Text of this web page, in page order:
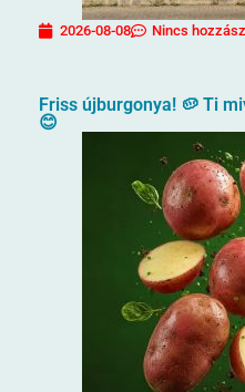
2026-08-08 Nincs
Friss újburgonya! 🥔 Ti
😊